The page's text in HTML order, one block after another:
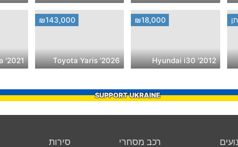
₪18,000
2012' Hyundai i30
₪143,000
2026' Toyota Yaris
2021' SEAT Ibiza
SUPPORT UKRAINE
רכב מסחרי סירות